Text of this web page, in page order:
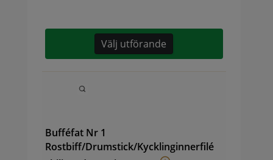
Välj utförande
Bufféfat Nr 1
Rostbiff/Drumstick/Kycklinginnerfilé